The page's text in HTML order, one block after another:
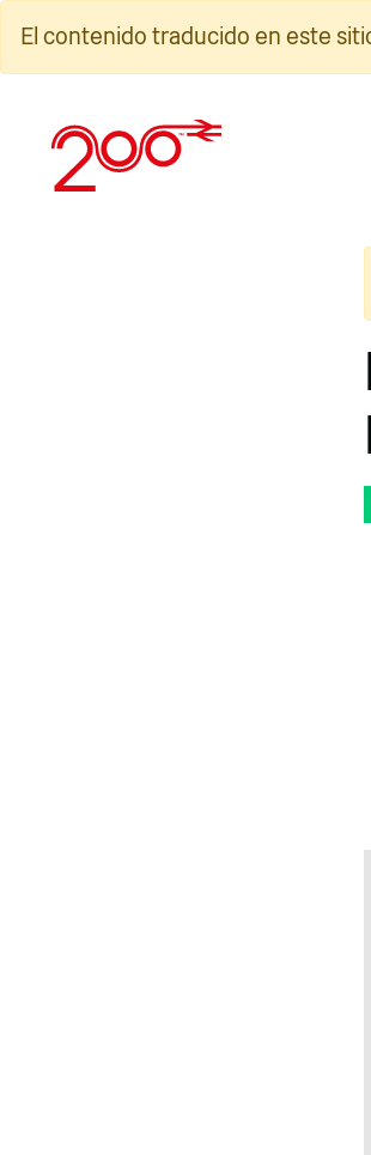
contenido
El contenido traducido en este